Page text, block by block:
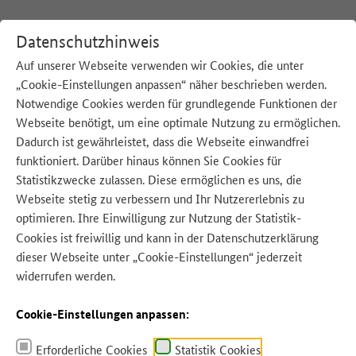
Datenschutzhinweis
Auf unserer Webseite verwenden wir Cookies, die unter
„Cookie-Einstellungen anpassen“ näher beschrieben werden.
Notwendige Cookies werden für grundlegende Funktionen der
Webseite benötigt, um eine optimale Nutzung zu ermöglichen.
Dadurch ist gewährleistet, dass die Webseite einwandfrei
funktioniert. Darüber hinaus können Sie Cookies für
Statistikzwecke zulassen. Diese ermöglichen es uns, die
Webseite stetig zu verbessern und Ihr Nutzererlebnis zu
optimieren. Ihre Einwilligung zur Nutzung der Statistik-
Cookies ist freiwillig und kann in der Datenschutzerklärung
dieser Webseite unter „Cookie-Einstellungen“ jederzeit
widerrufen werden.
Cookie-Einstellungen anpassen:
Erforderliche Cookies Statistik Cookies
:Startseite Leichte Sprache
Leichte Sprache
Eine Seite in leichter Sprache
Zu gut für die Tonne!
Zu gut für die Tonne! ist eine Aktion.
Die Aktion ist von dem Bundes-Ministerium für Land-Wirtschaft, Ernährung
und Heimat.